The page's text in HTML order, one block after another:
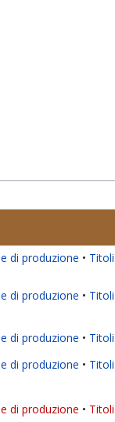
di produzione
di produzione
di produzione
di produzione
di produzione